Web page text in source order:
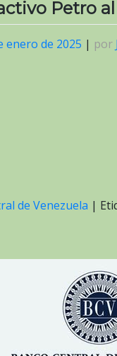
Petro
enero de 2025 | por
de Venezuela |